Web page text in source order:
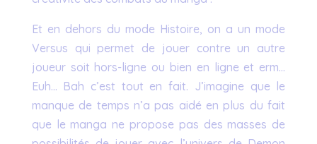
Et en dehors du mode Histoire, on a un mode
Versus qui permet de jouer contre un autre
joueur soit hors-ligne ou bien en ligne et erm…
Euh… Bah c’est tout en fait. J’imagine que le
manque de temps n’a pas aidé en plus du fait
que le manga ne propose pas des masses de